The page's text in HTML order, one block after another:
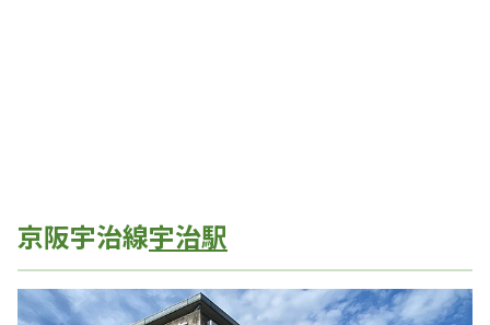
京阪宇治線宇治駅